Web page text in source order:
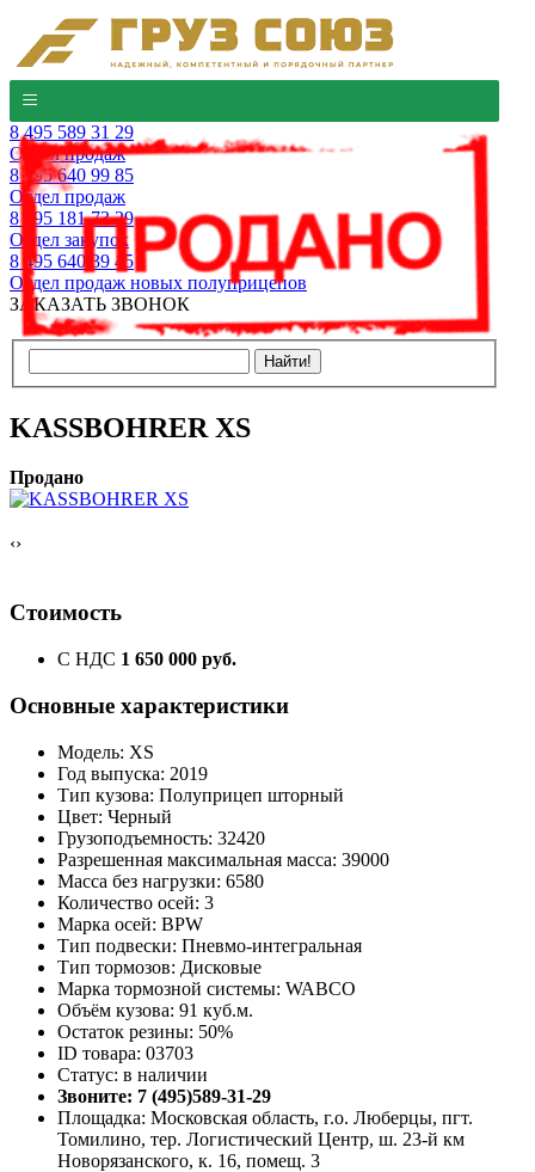
8 495 589 31 29
Отдел продаж
8 495 640 99 85
Отдел продаж
8 495 181 73 29
Отдел закупок
8 495 640 39 45
Отдел продаж новых полуприцепов
ЗАКАЗАТЬ ЗВОНОК
KASSBOHRER XS
Продано
‹›
Стоимость
С НДС 1 650 000 руб.
Основные характеристики
Модель: XS
Год выпуска: 2019
Тип кузова: Полуприцеп шторный
Цвет: Черный
Грузоподъемность: 32420
Разрешенная максимальная масса: 39000
Масса без нагрузки: 6580
Количество осей: 3
Марка осей: BPW
Тип подвески: Пневмо-интегральная
Тип тормозов: Дисковые
Марка тормозной системы: WABCO
Объём кузова: 91 куб.м.
Остаток резины: 50%
ID товара: 03703
Статус: в наличии
Звоните: 7 (495)589-31-29
Площадка: Московская область, г.о. Люберцы, пгт.
Томилино, тер. Логистический Центр, ш. 23-й км
Новорязанского, к. 16, помещ. 3